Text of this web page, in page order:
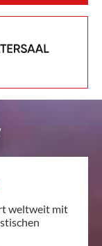
weltweit mit
kann hierfür
nehmen.